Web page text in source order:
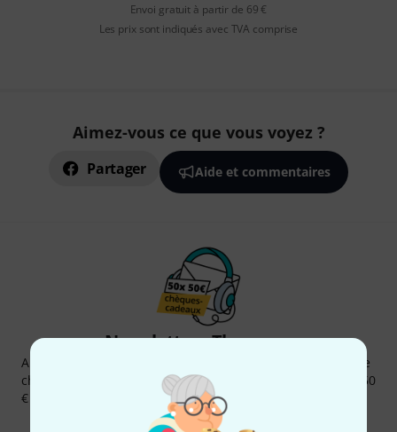
Envoi gratuit à partir de 69 €
Les prix sont indiqués avec TVA comprise
Aimez-vous ce que vous voyez ?
Partager Aide et commentaires
Newsletters Thomann
Abonnez-vous à la newsletter Thomann et, avec un peu de
chance, gagnez l'un des 50 bons d'achat d'une valeur de 50
€ chacun!
Articles inspirants
Deals